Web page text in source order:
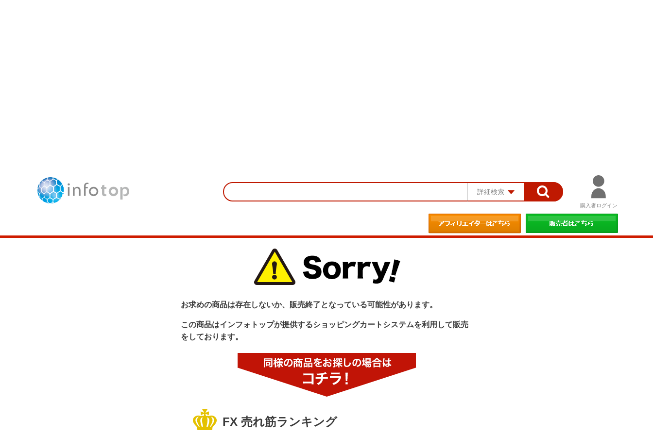
詳細検索
購入者ログイン
お求めの商品は存在しないか、販売終了となっている可能性があります。
この商品はインフォトップが提供するショッピングカートシステムを利用して販売
をしております。
FX 売れ筋ランキング